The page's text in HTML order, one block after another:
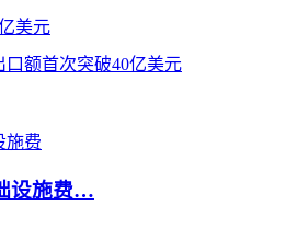
美元
口额首次突破40亿美元
设施费…